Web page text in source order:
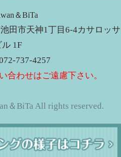
＆BiTa
田市天神1丁目6-4カサロッサ
ル 1F
737-4257
合わせはご遠慮下さい。
＆BiTa All rights reserved.